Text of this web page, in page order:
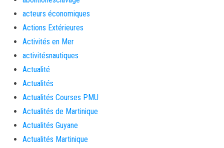
acteurs économiques
Actions Extérieures
Activités en Mer
activitésnautiques
Actualité
Actualités
Actualités Courses PMU
Actualités de Martinique
Actualités Guyane
Actualités Martinique